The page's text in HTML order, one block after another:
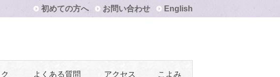
初めての方へ お問い合わせ English
よくある質問 アクセス こよみ